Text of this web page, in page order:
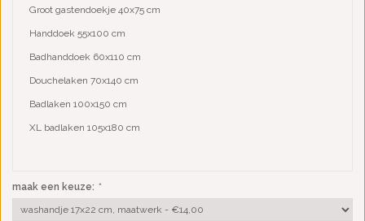
Groot gastendoekje 40x75 cm
Handdoek 55x100 cm
Badhanddoek 60x110 cm
Douchelaken 70x140 cm
Badlaken 100x150 cm
XL badlaken 105x180 cm
maak een keuze: *